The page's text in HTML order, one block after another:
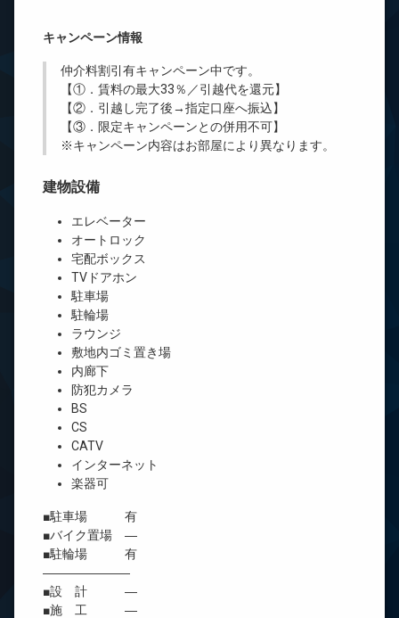
キャンペーン情報
仲介料割引有キャンペーン中です。
【①．賃料の最大33％／引越代を還元】
【②．引越し完了後→指定口座へ振込】
【③．限定キャンペーンとの併用不可】
※キャンペーン内容はお部屋により異なります。
建物設備
エレベーター
オートロック
宅配ボックス
TVドアホン
駐車場
駐輪場
ラウンジ
敷地内ゴミ置き場
内廊下
防犯カメラ
BS
CS
CATV
インターネット
楽器可
■駐車場 有
■バイク置場 ―
■駐輪場 有
―――――――
■設 計 ―
■施 工 ―